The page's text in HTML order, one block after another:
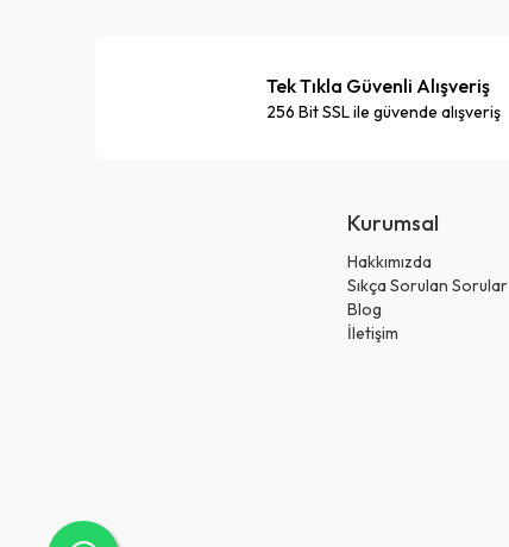
Tek Tıkla Güvenli Alışveriş
256 Bit SSL ile güvende alışveriş
Kurumsal
Hakkımızda
Sıkça Sorulan Sorular
Blog
İletişim